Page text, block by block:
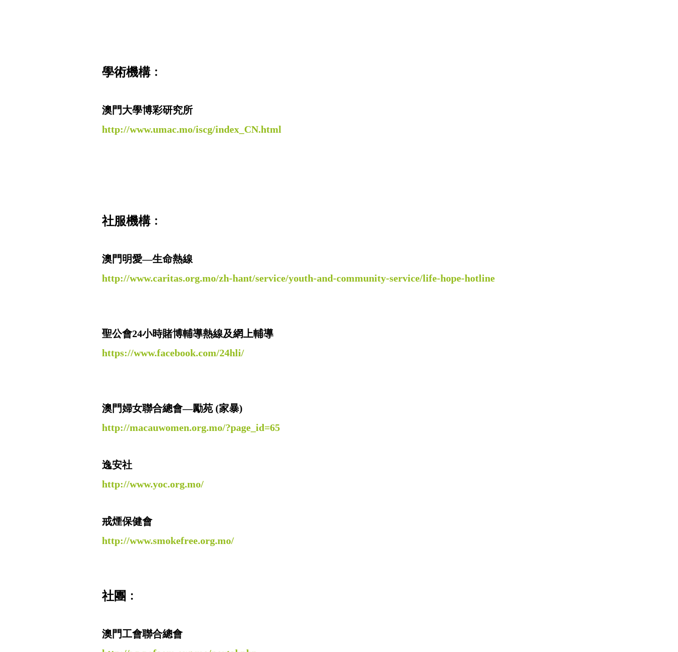
學術機構﹕
澳門大學博彩研究所
http://www.umac.mo/iscg/index_CN.html
社服機構﹕
澳門明愛—生命熱線
http://www.caritas.org.mo/zh-hant/service/youth-and-community-service/life-hope-hotline
聖公會24小時賭博輔導熱線及網上輔導
https://www.facebook.com/24hli/
澳門婦女聯合總會—勵苑 (家暴)
http://macauwomen.org.mo/?page_id=65
逸安社
http://www.yoc.org.mo/
戒煙保健會
http://www.smokefree.org.mo/
社團﹕
澳門工會聯合總會